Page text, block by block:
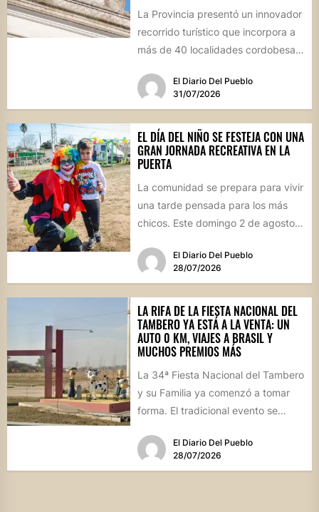
La Provincia presentó un innovador
recorrido turístico que incorpora a
más de 40 localidades cordobesas
patrimonial....El Diario Del Pueblo
31/07/2026
EL DÍA DEL NIÑO SE FESTEJA CON UNA
GRAN JORNADA RECREATIVA EN LA
PUERTA
La comunidad se prepara para vivir
una tarde pensada para los más
chicos. Este domingo 2 de agosto,
El Diario Del Pueblo
28/07/2026
LA RIFA DE LA FIESTA NACIONAL DEL
TAMBERO YA ESTÁ A LA VENTA: UN
AUTO 0 KM, VIAJES A BRASIL Y
MUCHOS PREMIOS MÁS
La 34ª Fiesta Nacional del Tambero
y su Familia ya comenzó a tomar
forma. El tradicional evento se
El Diario Del Pueblo
28/07/2026